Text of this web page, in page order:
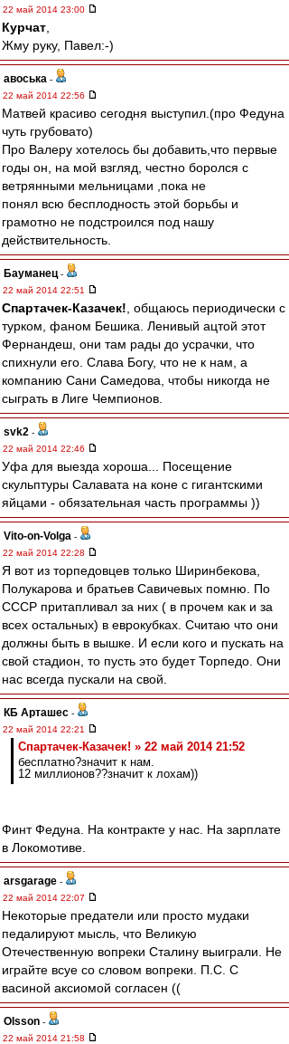
22 май 2014 23:00
Курчат
Жму руку, Павел:-)
авоська -
22 май 2014 22:56
Матвей красиво сегодня выступил.(про Федуна
чуть грубовато)
Про Валеру хотелось бы добавить,что первые
годы он, на мой взгляд, честно боролся с
ветрянными мельницами ,пока не
понял всю бесплодность этой борьбы и
грамотно не подстроился под нашу
действительность.
Бауманец -
22 май 2014 22:51
Спартачек-Казачек! , общаюсь периодически с
турком, фаном Бешика. Ленивый ацтой этот
Фернандеш, они там рады до усрачки, что
спихнули его. Слава Богу, что не к нам, а
компанию Сани Самедова, чтобы никогда не
сыграть в Лиге Чемпионов.
svk2 -
22 май 2014 22:46
Уфа для выезда хороша... Посещение
скульптуры Салавата на коне с гигантскими
яйцами - обязательная часть программы ))
Vito-on-Volga -
22 май 2014 22:28
Я вот из торпедовцев только Ширинбекова,
Полукарова и братьев Савичевых помню. По
СССР притапливал за них ( в прочем как и за
всех остальных) в еврокубках. Считаю что они
должны быть в вышке. И если кого и пускать на
свой стадион, то пусть это будет Торпедо. Они
нас всегда пускали на свой.
КБ Арташес -
22 май 2014 22:21
Спартачек-Казачек! » 22 май 2014 21:52
бесплатно?значит к нам.
12 миллионов??значит к лохам))
Финт Федуна. На контракте у нас. На зарплате
в Локомотиве.
arsgarage -
22 май 2014 22:07
Некоторые предатели или просто мудаки
педалируют мысль, что Великую
Отечественную вопреки Сталину выиграли. Не
играйте всуе со словом вопреки. П.С. С
васиной аксиомой согласен ((
Olsson -
22 май 2014 21:58